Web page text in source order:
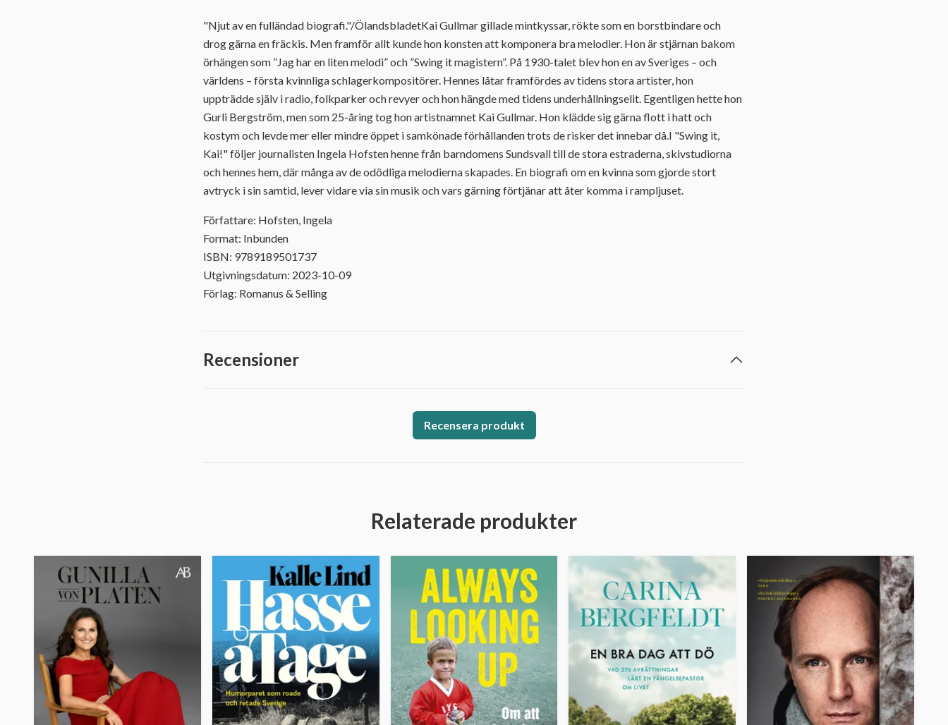
"Njut av en fulländad biografi."/ÖlandsbladetKai Gullmar gillade mintkyssar, rökte som en borstbindare och
drog gärna en fräckis. Men framför allt kunde hon konsten att komponera bra melodier. Hon är stjärnan bakom
örhängen som ”Jag har en liten melodi” och ”Swing it magistern”. På 1930-talet blev hon en av Sveriges – och
världens – första kvinnliga schlagerkompositörer. Hennes låtar framfördes av tidens stora artister, hon
uppträdde själv i radio, folkparker och revyer och hon hängde med tidens underhållningselit. Egentligen hette hon
Gurli Bergström, men som 25-åring tog hon artistnamnet Kai Gullmar. Hon klädde sig gärna flott i hatt och
kostym och levde mer eller mindre öppet i samkönade förhållanden trots de risker det innebar då.I "Swing it,
Kai!" följer journalisten Ingela Hofsten henne från barndomens Sundsvall till de stora estraderna, skivstudiorna
och hennes hem, där många av de odödliga melodierna skapades. En biografi om en kvinna som gjorde stort
avtryck i sin samtid, lever vidare via sin musik och vars gärning förtjänar att åter komma i rampljuset.
Författare: Hofsten, Ingela
Format: Inbunden
ISBN: 9789189501737
Utgivningsdatum: 2023-10-09
Förlag: Romanus & Selling
Recensioner
Recensera produkt
Relaterade produkter